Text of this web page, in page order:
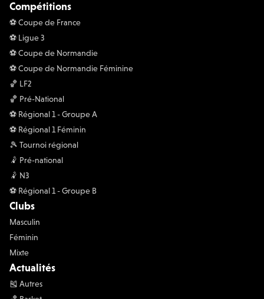
Compétitions
⚽️ Coupe de France
⚽️ Ligue 3
⚽️ Coupe de Normandie
⚽️ Coupe de Normandie Féminine
🏀 LF2
🏀 Pré-National
⚽️ Régional 1 - Groupe A
⚽️ Régional 1 Féminin
🎾 Tournoi régional
🤾 Pré-national
🤾 N3
⚽️ Régional 1 - Groupe B
Clubs
Masculin
Féminin
Mixte
Actualités
🎽 Autres